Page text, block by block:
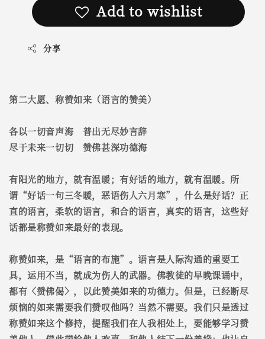
Add to wishlist
分享
第二大愿、称赞如来（语言的赞美）
各以一切音声海 普出无尽妙言辞
尽于未来一切切 赞佛甚深功德海
有阳光的地方，就有温暖；有好话的地方，就有温暖。所
谓“好话一句三冬暖，恶语伤人六月寒”，什么是好话？正
直的语言，柔软的语言，和合的语言，真实的语言，这些好
话都是称赞如来最好的表现。
称赞如来，是“语言的布施”。语言是人际沟通的重要工
具，运用不当，就成为伤人的武器。佛教徒的早晚课诵中，
都有〈赞佛偈〉，以此赞美如来的功德力。但是，已经断尽
烦恼的如来需要我们赞叹他吗？当然不需要。我们只是透过
称赞如来这个修持，提醒我们在人我相处上，要能够学习赞